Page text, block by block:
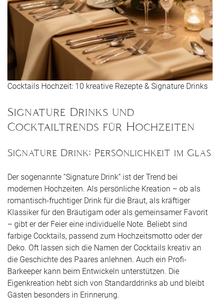
Cocktails Hochzeit: 10 kreative Rezepte & Signature Drinks
Signature Drinks und
Cocktailtrends für Hochzeiten
Signature Drink: Persönlichkeit im Glas
Der sogenannte “Signature Drink” ist der Trend bei
modernen Hochzeiten. Als persönliche Kreation – ob als
romantisch-fruchtiger Drink für die Braut, als kräftiger
Klassiker für den Bräutigam oder als gemeinsamer Favorit
– gibt er der Feier eine individuelle Note. Beliebt sind
farbige Cocktails, passend zum Hochzeitsmotto oder der
Deko. Oft lassen sich die Namen der Cocktails kreativ an
die Geschichte des Paares anlehnen. Auch ein Profi-
Barkeeper kann beim Entwickeln unterstützen. Die
Eigenkreation hebt sich von Standarddrinks ab und bleibt
Gästen besonders in Erinnerung.